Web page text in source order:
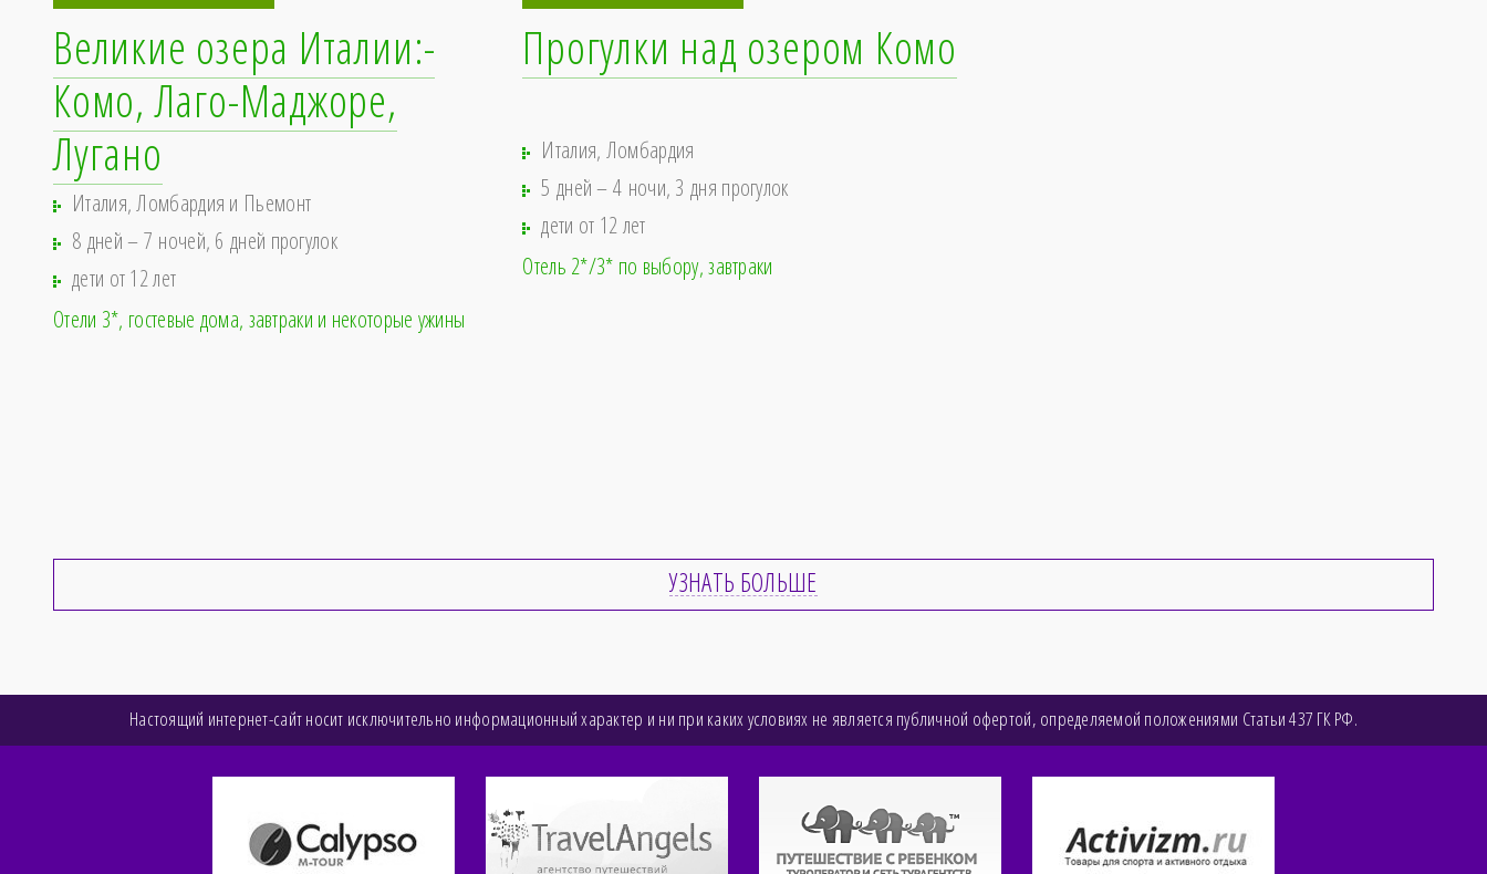
Великие озера Италии:­
Комо, Лаго­-Маджоре,
Лугано
Италия, Ломбардия и Пьемонт
8 дней – 7 ночей, 6 дней прогулок
дети от 12 лет
Отели 3*, гостевые дома завтраки и некоторые ужины
Прогулки над озером Комо
Италия, Ломбардия
5 дней – 4 ночи, 3 дня прогулок
дети от 12 лет
Отель 2*/3* по выбору завтраки
УЗНАТЬ БОЛЬШЕ
Настоящий интернет-сайт носит исключительно информационный характер и ни при каких условиях не является публичной офертой, определяемой положениями Статьи 437 ГК РФ.